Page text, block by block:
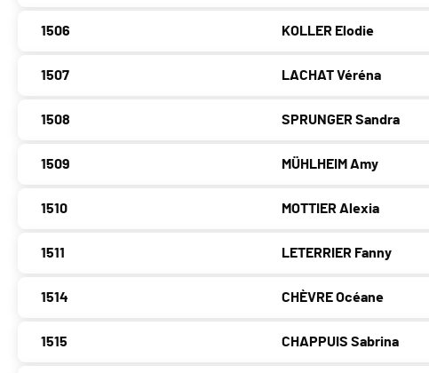
1506 KOLLER Elodie
1507 LACHAT Véréna
1508 SPRUNGER Sandra
1509 MÜHLHEIM Amy
1510 MOTTIER Alexia
1511 LETERRIER Fanny
1514 CHÈVRE Océane
1515 CHAPPUIS Sabrina